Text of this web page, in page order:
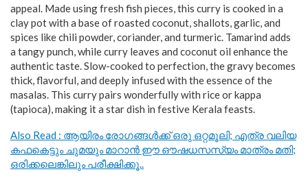
appeal. Made using fresh fish pieces, this curry is cooked in a
clay pot with a base of roasted coconut, shallots, garlic, and
spices like chili powder, coriander, and turmeric. Tamarind adds
a tangy punch, while curry leaves and coconut oil enhance the
authentic taste. Slow-cooked to perfection, the gravy becomes
thick, flavorful, and deeply infused with the essence of the
masalas. This curry pairs wonderfully with rice or kappa
(tapioca), making it a star dish in festive Kerala feasts.
Also Read : ആയിരം രോഗങ്ങള്‍ക്ക് ഒരു ഒറ്റമൂലി; എത്ര വലിയ
കഫകെട്ടും ചുമയും മാറാൻ ഈ ഔഷധസസ്യം മാത്രം മതി;
ഒരിക്കലെങ്കിലും പരീക്ഷിക്കൂ..